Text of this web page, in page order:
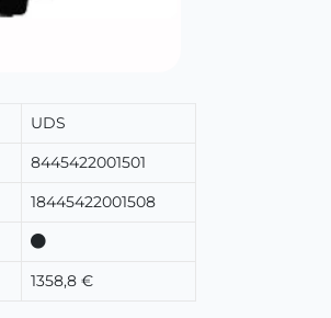
UDS
8445422001501
18445422001508
1358,8 €